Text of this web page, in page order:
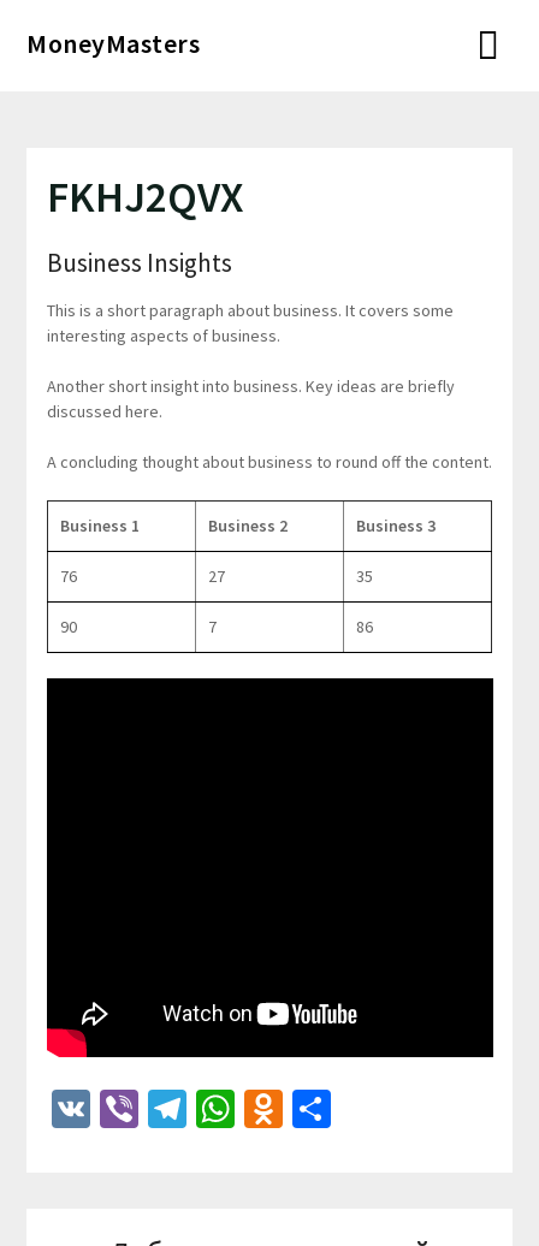
MoneyMasters
FKHJ2QVX
Business Insights
This is a short paragraph about business. It covers some
interesting aspects of business.
Another short insight into business. Key ideas are briefly
discussed here.
A concluding thought about business to round off the content.
Business 1 Business 2 Business 3
76 27 35
90 7 86
VKViberTelegram
WhatsApp
Odnoklassniki
Отправить